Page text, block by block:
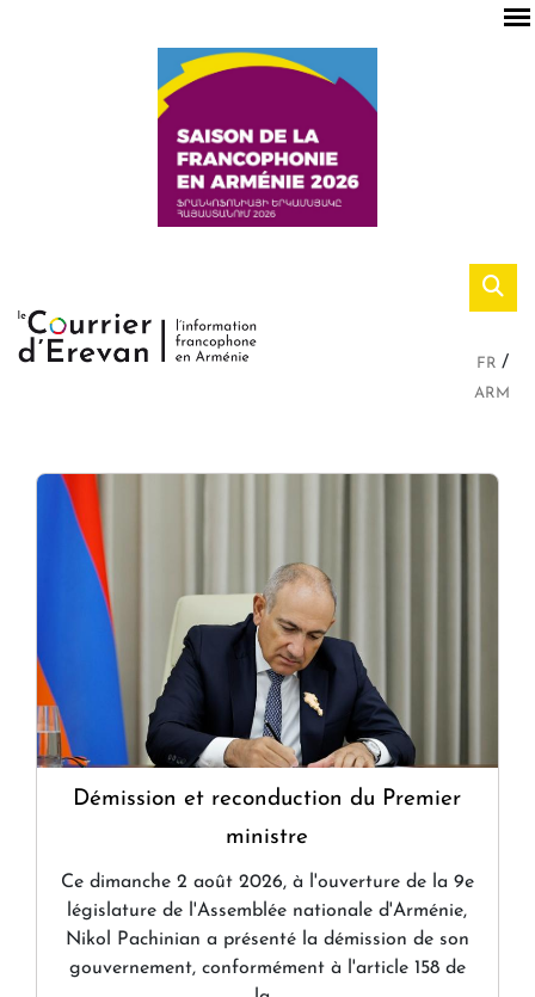
FR
ARM
Démission et reconduction du Premier
ministre
Ce dimanche 2 août 2026, à l'ouverture de la 9e
législature de l'Assemblée nationale d'Arménie,
Nikol Pachinian a présenté la démission de son
gouvernement, conformément à l'article 158 de